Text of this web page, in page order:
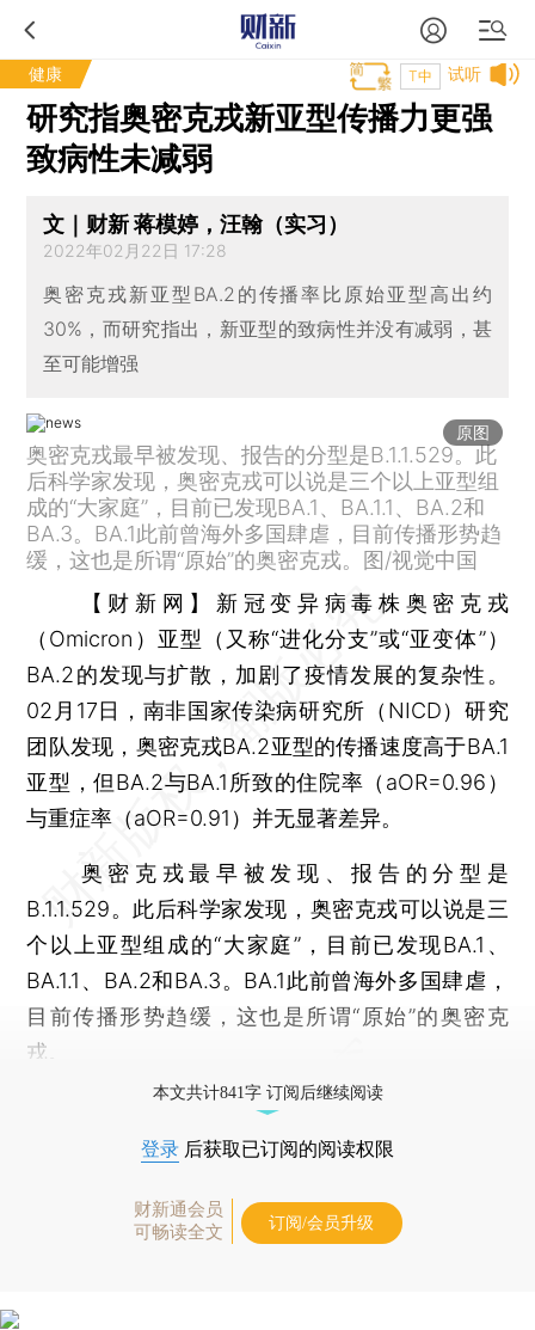
健康 试听
T中
研究指奥密克戎新亚型传播力更强
致病性未减弱
文｜财新 蒋模婷，汪翰（实习）
2022年02月22日 17:28
奥密克戎新亚型BA.2的传播率比原始亚型高出约
30%，而研究指出，新亚型的致病性并没有减弱，甚
至可能增强
原图
奥密克戎最早被发现、报告的分型是B.1.1.529。此
后科学家发现，奥密克戎可以说是三个以上亚型组
成的“大家庭”，目前已发现BA.1、BA.1.1、BA.2和
BA.3。BA.1此前曾海外多国肆虐，目前传播形势趋
缓，这也是所谓“原始”的奥密克戎。图/视觉中国
【财新网】 新冠变异病毒株奥密克戎
（Omicron）亚型（又称“进化分支”或“亚变体”）
BA.2的发现与扩散，加剧了疫情发展的复杂性。
02月17日，南非国家传染病研究所（NICD）研究
团队发现，奥密克戎BA.2亚型的传播速度高于BA.1
亚型，但BA.2与BA.1所致的住院率（aOR=0.96）
与重症率（aOR=0.91）并无显著差异。
奥密克戎最早被发现、报告的分型是
B.1.1.529。此后科学家发现，奥密克戎可以说是三
个以上亚型组成的“大家庭”，目前已发现BA.1、
BA.1.1、BA.2和BA.3。BA.1此前曾海外多国肆虐，
目前传播形势趋缓，这也是所谓“原始”的奥密克
戎。
本文共计841字 订阅后继续阅读
登录 后获取已订阅的阅读权限
财新通会员
可畅读全文
订阅/会员升级